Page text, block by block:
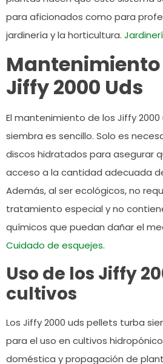
para aficionados como para
jardinería y la horticultura.
Mantenimiento
Jiffy 2000 Uds
El mantenimiento de los Jiffy
siembra es sencillo. Solo es
discos hidratados para asegurar
acceso a la cantidad adecuada
Además, al ser ecológicos, no
tratamiento especial y no
químicos que puedan dañar el
Cuidado de esquejes.
Uso de los Jiffy
cultivos
Los Jiffy 2000 uds pellets turba
para el uso en cultivos
doméstica y propagación de